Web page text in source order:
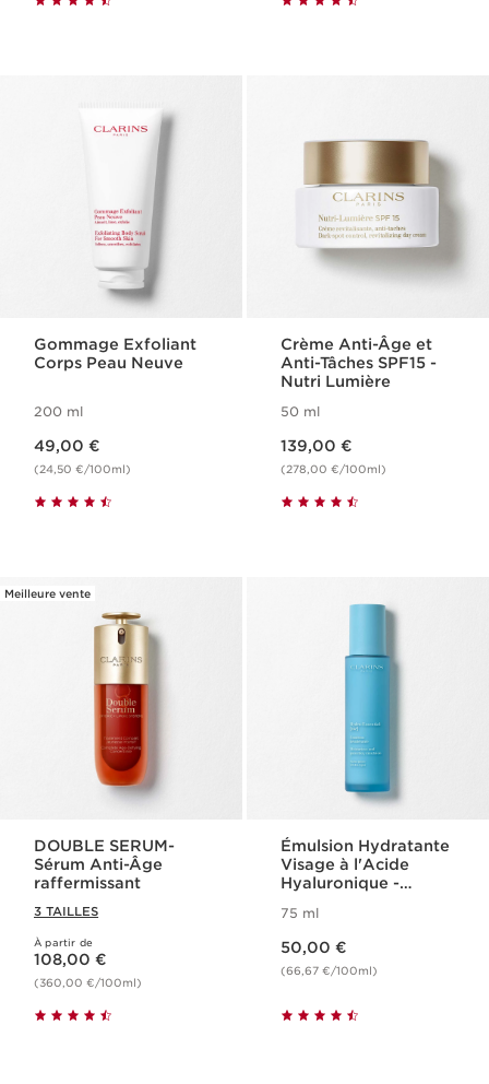
Gommage Exfoliant
Corps Peau Neuve
200 ml
49,00 €
(24,50 €/100ml)
Crème Anti-Âge et
Anti-Tâches SPF15 -
Nutri Lumière
50 ml
139,00 €
(278,00 €/100ml)
Meilleure vente
DOUBLE SERUM-
Sérum Anti-Âge
raffermissant
3 TAILLES
À partir de
Nouveau prix 108,00 €
108,00 €
(360,00 €/100ml)
Émulsion Hydratante
Visage à l'Acide
Hyaluronique -
75 ml
50,00 €
(66,67 €/100ml)